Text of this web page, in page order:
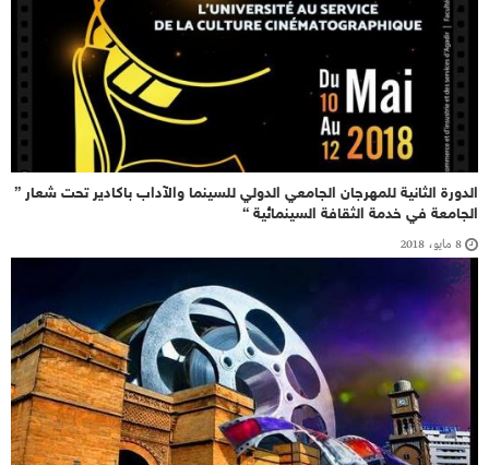
الدورة الثانية للمهرجان الجامعي الدولي للسينما والآداب باكادير تحت شعار ”
الجامعة في خدمة الثقافة السينمائية “
8 مايو، 2018